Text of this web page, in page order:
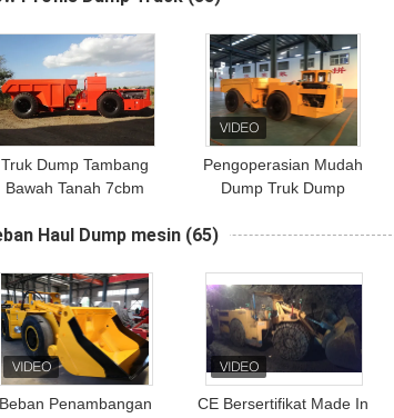
Truk Dump Tambang
Bawah Tanah 7cbm
Pengoperasian Mudah
Dump Truk Dump
Proyek Pertambangan
Haul Dump mesin (65)
Beban Penambangan
CE Bersertifikat Made In